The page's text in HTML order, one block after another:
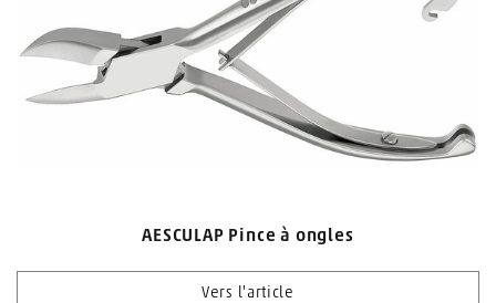
AESCULAP Pince à ongles
Vers l'article